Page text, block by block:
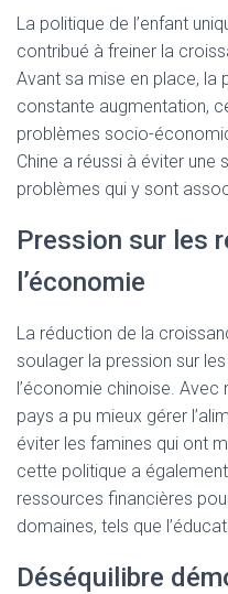
La politique de l’enfant
contribué à freiner la
Avant sa mise en place, la
constante augmentation,
problèmes socio-
Chine a réussi à éviter
problèmes qui y sont
Pression sur les
l’économie
La réduction de la
soulager la pression sur
l’économie chinoise. Avec
pays a pu mieux gérer
éviter les famines qui ont
cette politique a
ressources financières
domaines, tels que
Déséquilibre